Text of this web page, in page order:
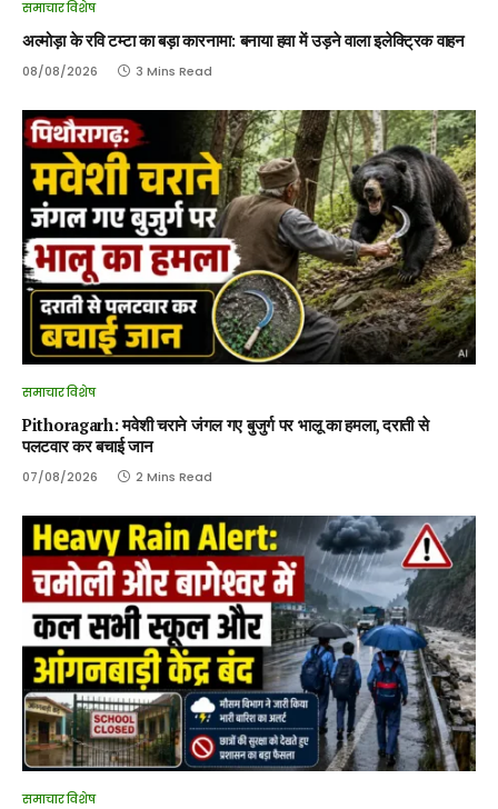
समाचार विशेष
अल्मोड़ा के रवि टम्टा का बड़ा कारनामा: बनाया हवा में उड़ने वाला इलेक्ट्रिक वाहन
08/08/2026 3 Mins Read
समाचार विशेष
Pithoragarh: मवेशी चराने जंगल गए बुजुर्ग पर भालू का हमला, दराती से
पलटवार कर बचाई जान
07/08/2026 2 Mins Read
समाचार विशेष